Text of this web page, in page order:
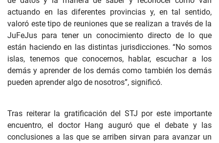
actuando en las diferentes provincias y, en tal sentido,
valoró este tipo de reuniones que se realizan a través de la
JuFeJus para tener un conocimiento directo de lo que
están haciendo en las distintas jurisdicciones. “No somos
islas, tenemos que conocernos, hablar, escuchar a los
demás y aprender de los demás como también los demás
pueden aprender algo de nosotros”, significó.
Tras reiterar la gratificación del STJ por este importante
encuentro, el doctor Hang auguró que el debate y las
conclusiones a las que se arriben sirvan para avanzar un